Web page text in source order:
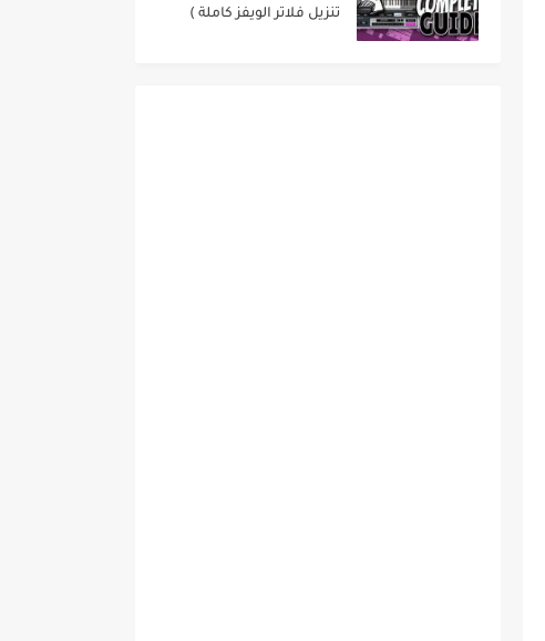
تنزيل فلاتر الويفز كاملة )